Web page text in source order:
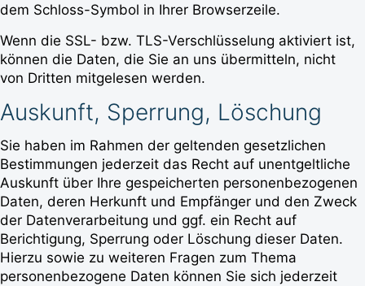
dem Schloss-Symbol in Ihrer Browserzeile.
Wenn die SSL- bzw. TLS-Verschlüsselung aktiviert ist,
können die Daten, die Sie an uns übermitteln, nicht
von Dritten mitgelesen werden.
Auskunft, Sperrung, Löschung
Sie haben im Rahmen der geltenden gesetzlichen
Bestimmungen jederzeit das Recht auf unentgeltliche
Auskunft über Ihre gespeicherten personenbezogenen
Daten, deren Herkunft und Empfänger und den Zweck
der Datenverarbeitung und ggf. ein Recht auf
Berichtigung, Sperrung oder Löschung dieser Daten.
Hierzu sowie zu weiteren Fragen zum Thema
personenbezogene Daten können Sie sich jederzeit